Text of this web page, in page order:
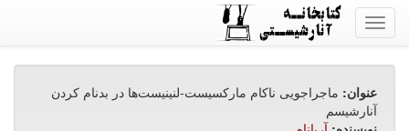
Toggle
navigation
عنوان: ماجراجویی ناکام مارکسیست-لنینیست‌ها در بدنام کردن
آنارشیسم